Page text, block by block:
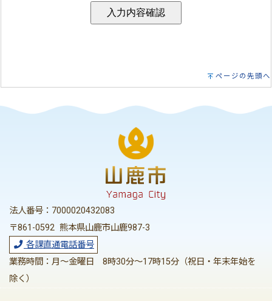
ページの先頭へ
法人番号：7000020432083
〒861-0592 熊本県山鹿市山鹿987-3
各課直通電話番号
業務時間：月～金曜日 8時30分～17時15分（祝日・年末年始を
除く）